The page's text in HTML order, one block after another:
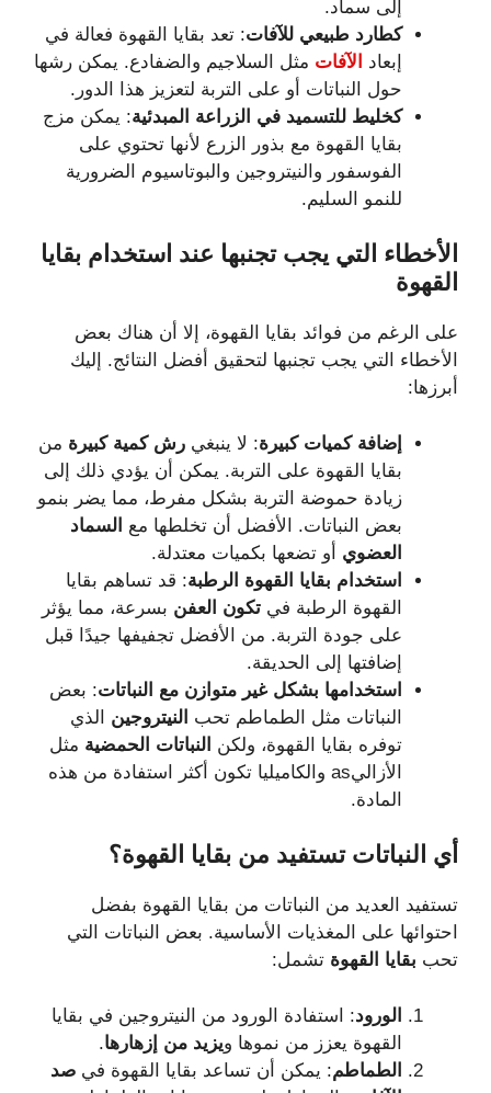
إلى سماد.
كطارد طبيعي للآفات: تعد بقايا القهوة فعالة في
إبعاد
الآفات مثل السلاجيم والضفادع. يمكن رشها
حول النباتات أو على التربة لتعزيز هذا الدور.
كخليط للتسميد في الزراعة المبدئية: يمكن مزج
بقايا القهوة مع بذور الزرع لأنها تحتوي على
الفوسفور والنيتروجين والبوتاسيوم الضرورية
للنمو السليم.
الأخطاء التي يجب تجنبها عند استخدام بقايا
القهوة
على الرغم من فوائد بقايا القهوة، إلا أن هناك بعض
الأخطاء التي يجب تجنبها لتحقيق أفضل النتائج. إليك
أبرزها:
إضافة كميات كبيرة: لا ينبغي رش كمية كبيرة من
بقايا القهوة على التربة. يمكن أن يؤدي ذلك إلى
زيادة حموضة التربة بشكل مفرط، مما يضر بنمو
بعض النباتات. الأفضل أن تخلطها مع السماد
العضوي أو تضعها بكميات معتدلة.
استخدام بقايا القهوة الرطبة: قد تساهم بقايا
القهوة الرطبة في تكون العفن بسرعة، مما يؤثر
على جودة التربة. من الأفضل تجفيفها جيدًا قبل
إضافتها إلى الحديقة.
استخدامها بشكل غير متوازن مع النباتات: بعض
النباتات مثل الطماطم تحب النيتروجين الذي
توفره بقايا القهوة، ولكن النباتات الحمضية مثل
الأزاليas والكاميليا تكون أكثر استفادة من هذه
المادة.
أي النباتات تستفيد من بقايا القهوة؟
تستفيد العديد من النباتات من بقايا القهوة بفضل
احتوائها على المغذيات الأساسية. بعض النباتات التي
تحب بقايا القهوة تشمل:
الورود: استفادة الورود من النيتروجين في بقايا
القهوة يعزز من نموها ويزيد من إزهارها.
الطماطم: يمكن أن تساعد بقايا القهوة في صد